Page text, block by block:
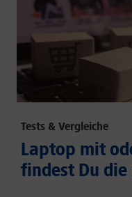
Tests & Vergleiche
Laptop mit
findest Du